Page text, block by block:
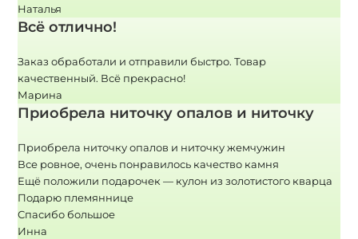
Наталья
Всё отлично!
Заказ обработали и отправили быстро. Товар
качественный. Всё прекрасно!
Марина
Приобрела ниточку опалов и ниточку
Приобрела ниточку опалов и ниточку жемчужин
Все ровное, очень понравилось качество камня
Ещё положили подарочек — кулон из золотистого кварца
Подарю племяннице
Спасибо большое
Инна